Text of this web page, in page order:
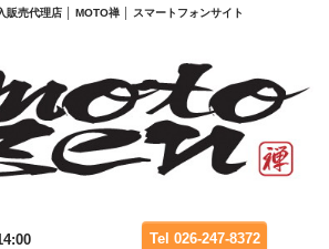
販売代理店 │ MOTO禅 │ スマートフォンサイト
Tel 026-247-8372